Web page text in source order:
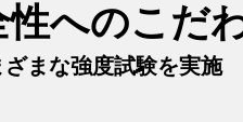
性へのこだ
ざまな強度試験を実施